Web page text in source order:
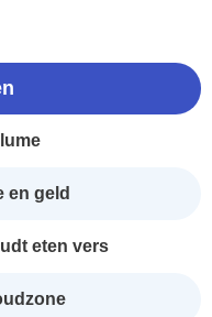
en geld
eten vers